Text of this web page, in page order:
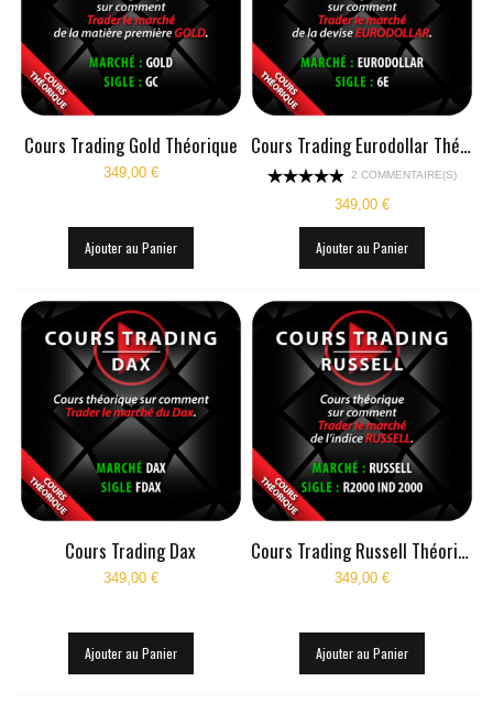
CONTACT
BLOG
LIVE RADIO New
Cours Trading Gold Théorique
349,00 €
Ajouter au Panier
Cours Trading Eurodollar Théorique
2 COMMENTAIRE(S)
349,00 €
Ajouter au Panier
Cours Trading Dax
349,00 €
Ajouter au Panier
Cours Trading Russell Théorique
349,00 €
Ajouter au Panier